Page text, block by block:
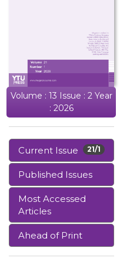
Volume : 13 Issue : 2 Year
: 2026
21/1
Current Issue
Published Issues
Most Accessed
Articles
Ahead of Print